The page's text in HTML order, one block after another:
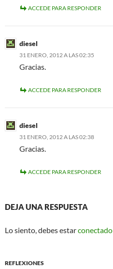
ACCEDE PARA RESPONDER
diesel
31 ENERO, 2012 A LAS 02:35
Gracias.
ACCEDE PARA RESPONDER
diesel
31 ENERO, 2012 A LAS 02:38
Gracias.
ACCEDE PARA RESPONDER
DEJA UNA RESPUESTA
Lo siento, debes estarconectado
REFLEXIONES